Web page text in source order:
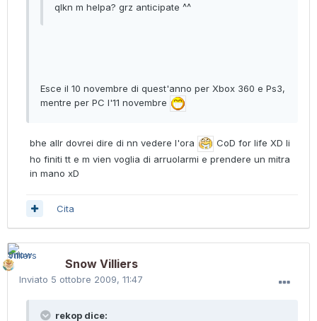
qlkn m helpa? grz anticipate ^^
Esce il 10 novembre di quest'anno per Xbox 360 e Ps3,
mentre per PC l'11 novembre
bhe allr dovrei dire di nn vedere l'ora
CoD for life XD li
ho finiti tt e m vien voglia di arruolarmi e prendere un mitra
in mano xD
Cita
Snow Villiers
Inviato 5 ottobre 2009, 11:47
rekop dice: